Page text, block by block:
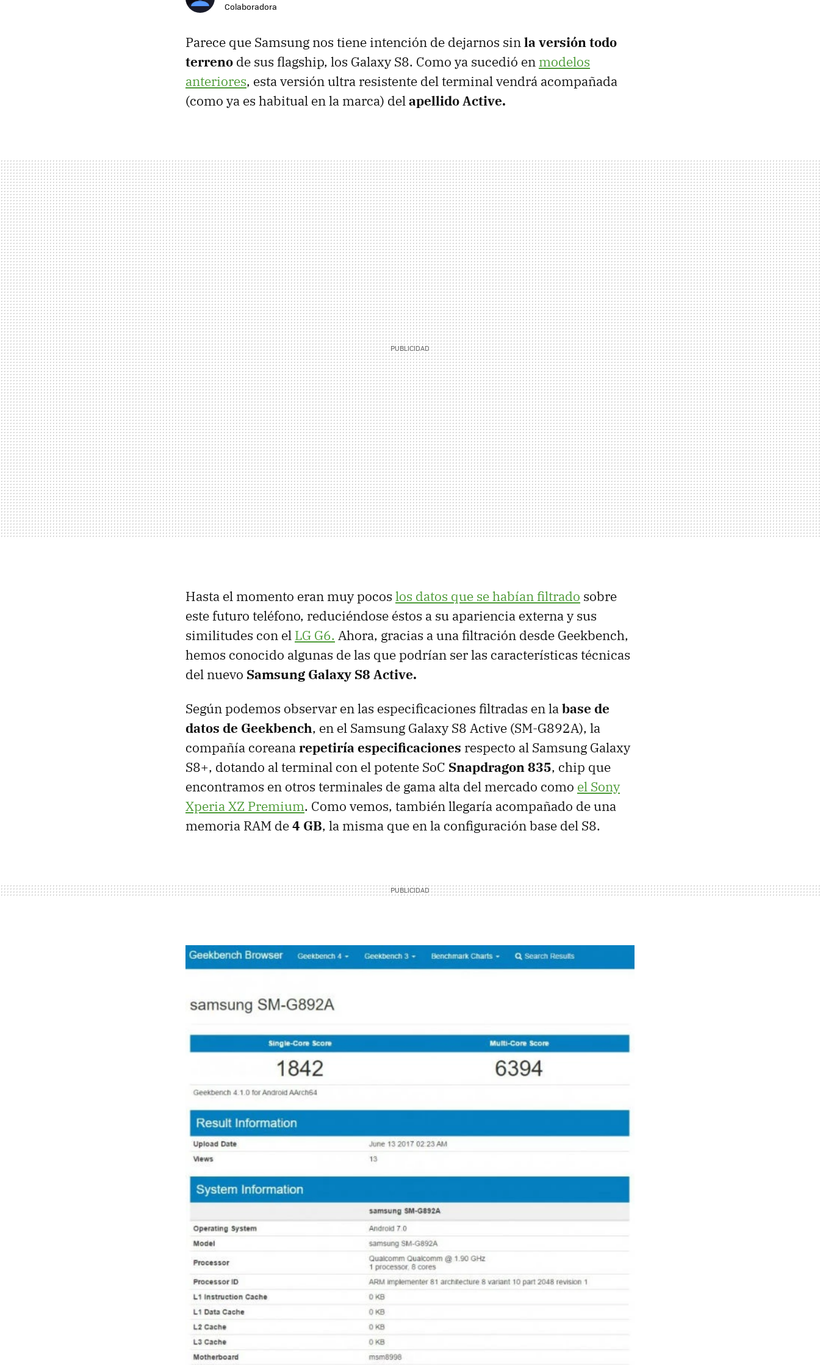
Colaboradora
Parece que Samsung nos tiene intención de dejarnos sinla versión todo
terreno de sus flagship, los Galaxy S8. Como ya sucedió en modelos
anteriores, esta versión ultra resistente del terminal vendrá acompañada
(como ya es habitual en la marca) delapellido Active.
Hasta el momento eran muy pocos los datos que se habían filtrado sobre
este futuro teléfono, reduciéndose éstos a su apariencia externa y sus
similitudes con el LG G6. Ahora, gracias a una filtración desde Geekbench,
hemos conocido algunas de las que podrían ser las características técnicas
del nuevo Samsung Galaxy S8 Active.
Según podemos observar en las especificaciones filtradas en labase de
datos de Geekbench, en el Samsung Galaxy S8 Active (SM-G892A), la
compañía coreanarepetiría especificaciones respecto al Samsung Galaxy
S8+, dotando al terminal con el potente SoC Snapdragon 835, chip que
encontramos en otros terminales de gama alta del mercado como el Sony
Xperia XZ Premium. Como vemos, también llegaría acompañado de una
memoria RAM de4 GB, la misma que en la configuración base del S8.